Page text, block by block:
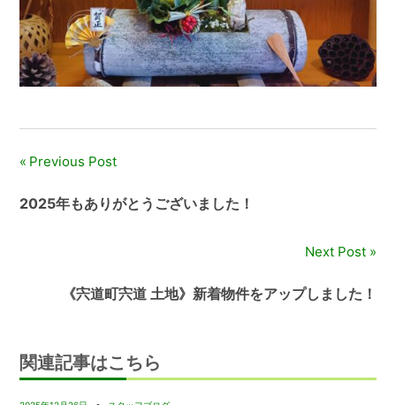
投
稿
シ
Previous Post
2025年もありがとうございました！
Next Post
《宍道町宍道 土地》新着物件をアップしました！
関連記事はこちら